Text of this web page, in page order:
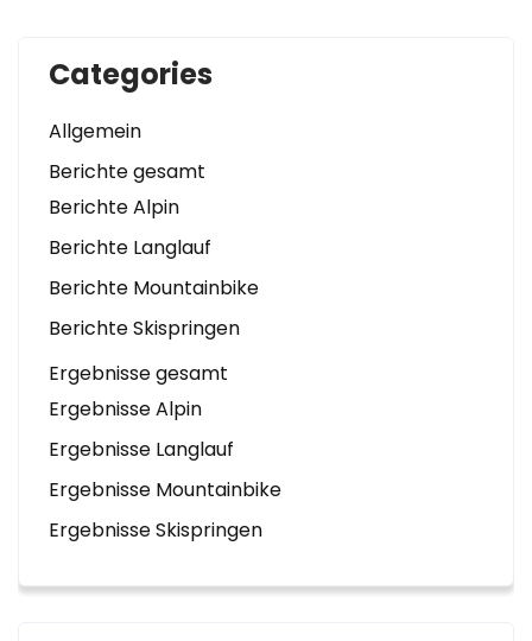
Categories
Allgemein
Berichte gesamt
Berichte Alpin
Berichte Langlauf
Berichte Mountainbike
Berichte Skispringen
Ergebnisse gesamt
Ergebnisse Alpin
Ergebnisse Langlauf
Ergebnisse Mountainbike
Ergebnisse Skispringen